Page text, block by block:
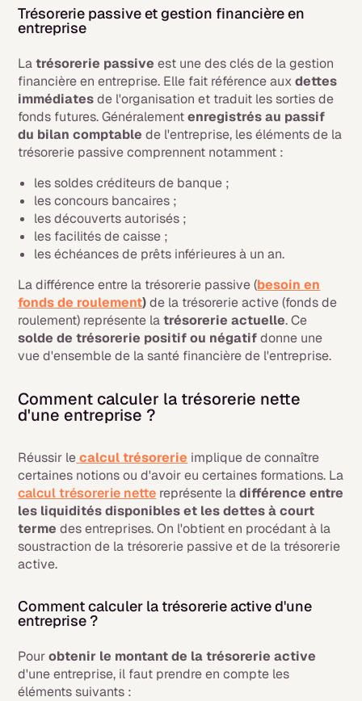
Trésorerie passive et gestion financière en
entreprise
Latrésorerie passiveest une des clés de la gestion
financière en entreprise. Elle fait référence auxdettes
immédiatesde l'organisation et traduit les sorties de
fonds futures. Généralementenregistrés au passif
du bilan comptablede l'entreprise, les éléments de la
trésorerie passive comprennent notamment :
les soldes créditeurs de banque ;
les concours bancaires ;
les découverts autorisés ;
les facilités de caisse ;
les échéances de prêts inférieures à un an.
La différence entre la trésorerie passive (besoin en
fonds de roulement)de la trésorerie active (fonds de
roulement) représente latrésorerie actuelle. Ce
solde de trésorerie positif ou négatifdonne une
vue d'ensemble de la santé financière de l'entreprise.
Comment calculer la trésorerie nette
d'une entreprise ?
Réussir le calcul trésorerie implique de connaître
certaines notions ou d'avoir eu certaines formations. La
calcul trésorerie nette représente ladifférence entre
les liquidités disponibles et les dettes à court
termedes entreprises. On l'obtient en procédant à la
soustraction de la trésorerie passive et de la trésorerie
active.
Comment calculer la trésorerie active d'une
entreprise ?
Pourobtenir le montant de la trésorerie active
d'une entreprise, il faut prendre en compte les
éléments suivants :